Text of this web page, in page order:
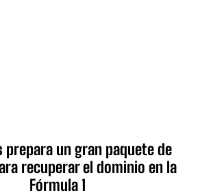
prepara un gran paquete de
recuperar el dominio en la
Fórmula 1